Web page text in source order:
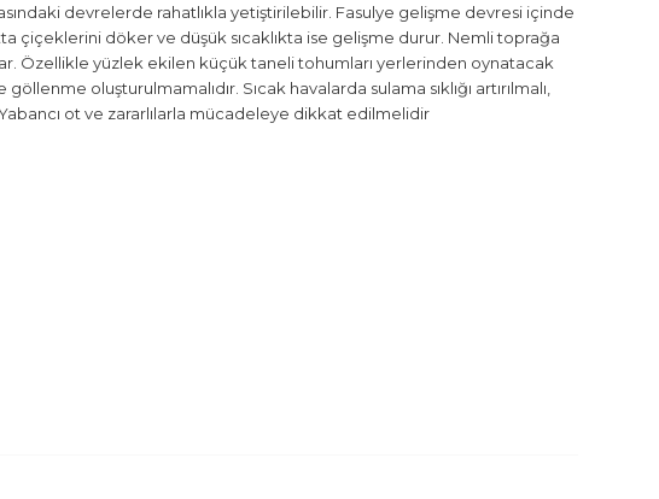
devrelerde rahatlıkla yetiştirilebilir. Fasulye gelişme devresi içinde
çiçeklerini döker ve düşük sıcaklıkta ise gelişme durur. Nemli toprağa
Özellikle yüzlek ekilen küçük taneli tohumları yerlerinden oynatacak
oluşturulmamalıdır. Sıcak havalarda sulama sıklığı artırılmalı,
ot ve zararlılarla mücadeleye dikkat edilmelidir